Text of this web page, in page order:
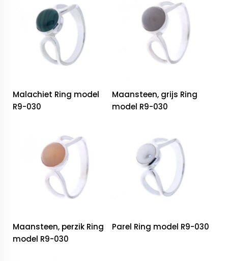
Malachiet Ring model
R9-030
Maansteen, grijs Ring
model R9-030
Maansteen, perzik Ring
model R9-030
Parel Ring model R9-030